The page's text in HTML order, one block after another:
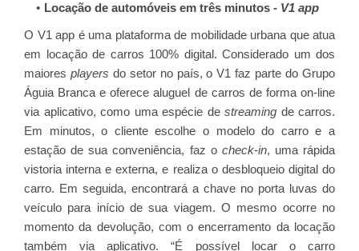
Locação de automóveis em três minutos - V1 app
O V1 app é uma plataforma de mobilidade urbana que atua
em locação de carros 100% digital. Considerado um dos
maiores players do setor no país, o V1 faz parte do Grupo
Águia Branca e oferece aluguel de carros de forma on-line
via aplicativo, como uma espécie de streaming de carros.
Em minutos, o cliente escolhe o modelo do carro e a
estação de sua conveniência, faz o check-in, uma rápida
vistoria interna e externa, e realiza o desbloqueio digital do
carro. Em seguida, encontrará a chave no porta luvas do
veículo para início de sua viagem. O mesmo ocorre no
momento da devolução, com o encerramento da locação
também via aplicativo. “É possível locar o carro